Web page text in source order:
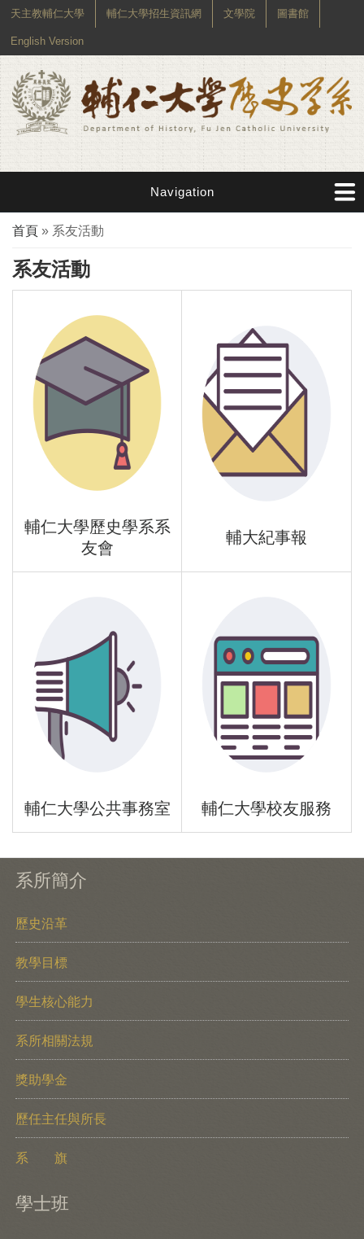
天主教輔仁大學 輔仁大學招生資訊網 文學院 圖書館
English Version
Navigation
您在這裡
首頁 » 系友活動
系友活動
輔仁大學歷史學系系
友會
輔大紀事報
輔仁大學公共事務室 輔仁大學校友服務
系所簡介
歷史沿革
教學目標
學生核心能力
系所相關法規
獎助學金
歷任主任與所長
系 旗
學士班